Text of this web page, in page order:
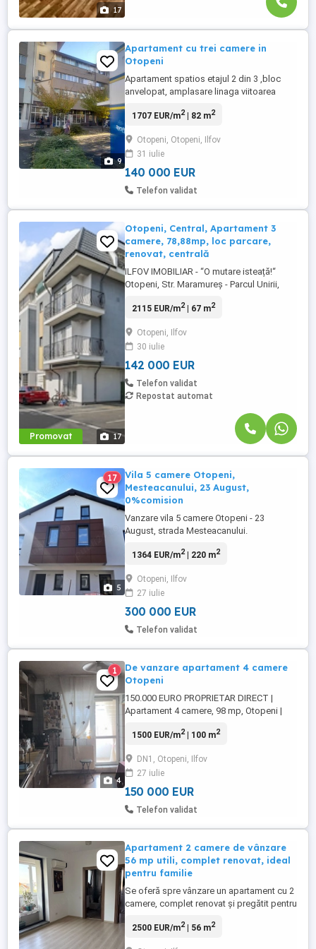
17
9
Apartament cu trei camere in
Otopeni
Apartament spatios etajul 2 din 3 ,bloc
anvelopat, amplasare linaga viitoarea
refacuta pe cupru, racordat la incalzirea
Liceului Ioan Petrus. In apartament au fost
facute investitii in dotari superioare ,fiind
refacuti ...
1707 EUR/m2| 82 m2
Otopeni, Otopeni, Ilfov
31 iulie
140 000 EUR
Telefon validat
Promovat 17
Otopeni, Central, Apartament 3
camere, 78,88mp, loc parcare,
renovat, centrală
ILFOV IMOBILIAR - “O mutare isteață!“
Otopeni, Str. Maramureș - Parcul Unirii,
parcare, centrală proprie, recent renovat, 2
răspundere, aproape de centru. PREȚ:
142.000 euro (nu se adaugă tva) Așa cum
v-am obișnuit, COMISION ...
2115 EUR/m2| 67 m2
Otopeni, Ilfov
30 iulie
142 000 EUR
Telefon validat
Repostat automat
5
17
Vila 5 camere Otopeni,
Mesteacanului, 23 August,
0%comision
Vanzare vila 5 camere Otopeni - 23
August, strada Mesteacanului.
cheie 2025. Desfasurare: - Parter: living +
Etaj 1: 3 dormitoare, 2 bai din care 1
dormitor matrimonial cu baie' - Mansarda:
camera generoasa + 1 baie. Toate ...
1364 EUR/m2| 220 m2
Otopeni, Ilfov
27 iulie
300 000 EUR
Telefon validat
4
1
De vanzare apartament 4 camere
Otopeni
150.000 EURO PROPRIETAR DIRECT |
Apartament 4 camere, 98 mp, Otopeni |
Vând apartament spațios cu 4 camere și
ideal pentru o familie sau pentru cine
caută spațiu generos și acces rapid către
București. Avantaje ...
1500 EUR/m2| 100 m2
DN1, Otopeni, Ilfov
27 iulie
150 000 EUR
Telefon validat
Apartament 2 camere de vânzare
56 mp utili, complet renovat, ideal
pentru familie
Se oferă spre vânzare un apartament cu 2
camere, complet renovat și pregătit pentru
ideal pentru o familie sau pentru cei care
2500 EUR/m2| 56 m2